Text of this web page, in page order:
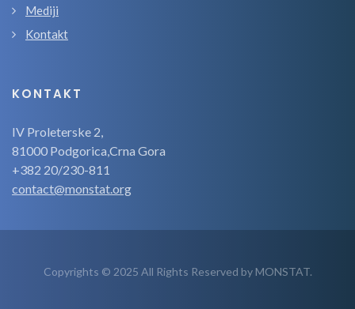
Mediji
Kontakt
KONTAKT
IV Proleterske 2,
81000 Podgorica,Crna Gora
+382 20/230-811
contact@monstat.org
Copyrights © 2025 All Rights Reserved by MONSTAT.